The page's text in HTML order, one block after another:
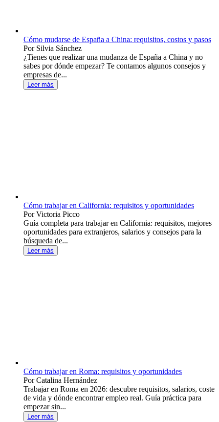
Cómo mudarse de España a China: requisitos, costos y pasos
Por Silvia Sánchez
¿Tienes que realizar una mudanza de España a China y no
sabes por dónde empezar? Te contamos algunos consejos y
empresas de...
Leer más
Cómo trabajar en California: requisitos y oportunidades
Por Victoria Picco
Guía completa para trabajar en California: requisitos, mejores
oportunidades para extranjeros, salarios y consejos para la
búsqueda de...
Leer más
Cómo trabajar en Roma: requisitos y oportunidades
Por Catalina Hernández
Trabajar en Roma en 2026: descubre requisitos, salarios, coste
de vida y dónde encontrar empleo real. Guía práctica para
empezar sin...
Leer más